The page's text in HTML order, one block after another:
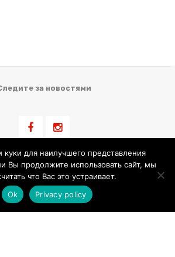
за новостями
для клиента
Обработка Персональных Данных
для наилучшего представления
Вы продолжите использовать сайт, мы
что Вас это устраивает.
Ok
Privacy policy